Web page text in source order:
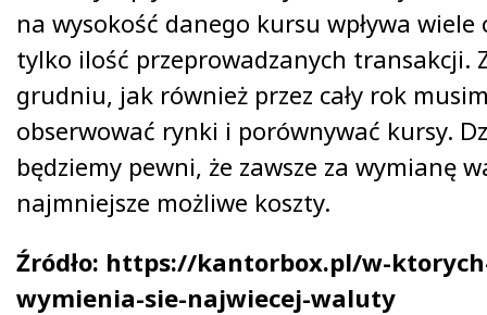
na wysokość danego kursu wpływa wiele
tylko ilość przeprowadzanych transakcji.
grudniu, jak również przez cały rok
obserwować rynki i porównywać kursy.
będziemy pewni, że zawsze za wymianę
najmniejsze możliwe koszty.
Źródło: https://kantorbox.pl/w-
wymienia-sie-najwiecej-waluty